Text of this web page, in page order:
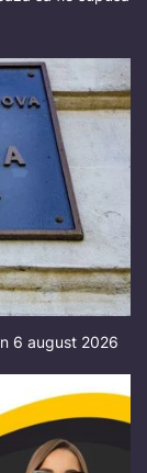
6 august 2026